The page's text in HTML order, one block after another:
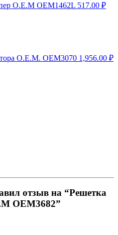
O.E.M OEM1462L 517.00 ₽
O.E.M. OEM3070 1,956.00 ₽
отзыв на “Решетка
OEM3682”